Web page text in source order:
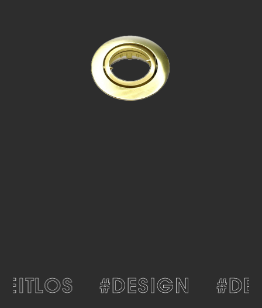
#DESIGN